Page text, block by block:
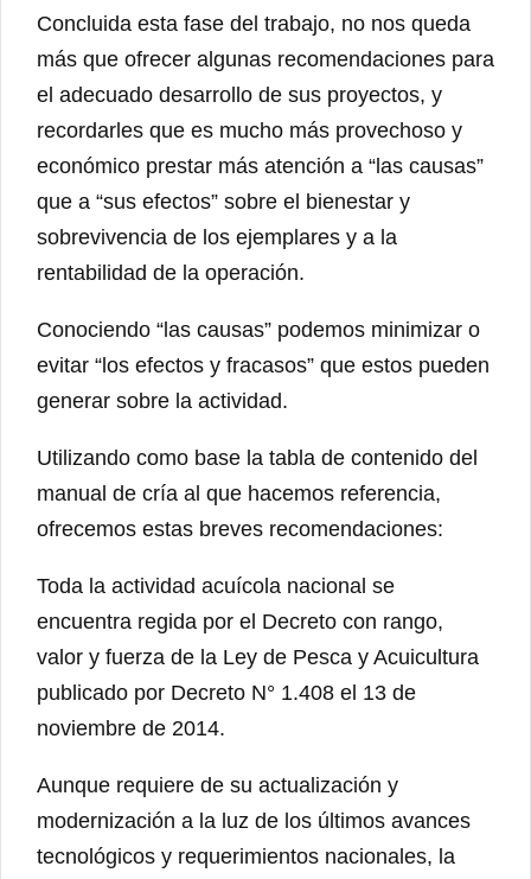
Concluida esta fase del trabajo, no nos queda
más que ofrecer algunas recomendaciones para
el adecuado desarrollo de sus proyectos, y
recordarles que es mucho más provechoso y
económico prestar más atención a “las causas”
que a “sus efectos” sobre el bienestar y
sobrevivencia de los ejemplares y a la
rentabilidad de la operación.
Conociendo “las causas” podemos minimizar o
evitar “los efectos y fracasos” que estos pueden
generar sobre la actividad.
Utilizando como base la tabla de contenido del
manual de cría al que hacemos referencia,
ofrecemos estas breves recomendaciones:
Toda la actividad acuícola nacional se
encuentra regida por el Decreto con rango,
valor y fuerza de la Ley de Pesca y Acuicultura
publicado por Decreto N° 1.408 el 13 de
noviembre de 2014.
Aunque requiere de su actualización y
modernización a la luz de los últimos avances
tecnológicos y requerimientos nacionales, la